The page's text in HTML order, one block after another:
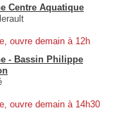
Centre Aquatique
ouvre demain à 12h
- Bassin Philippe
ouvre demain à 14h30